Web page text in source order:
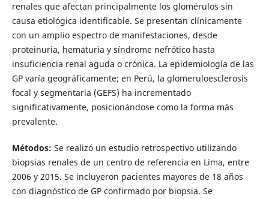
renales que afectan principalmente los glomérulos sin
causa etiológica identificable. Se presentan clínicamente
con un amplio espectro de manifestaciones, desde
proteinuria, hematuria y síndrome nefrótico hasta
insuficiencia renal aguda o crónica. La epidemiología de las
GP varía geográficamente; en Perú, la glomeruloesclerosis
focal y segmentaria (GEFS) ha incrementado
significativamente, posicionándose como la forma más
prevalente.
Métodos: Se realizó un estudio retrospectivo utilizando
biopsias renales de un centro de referencia en Lima, entre
2006 y 2015. Se incluyeron pacientes mayores de 18 años
con diagnóstico de GP confirmado por biopsia. Se